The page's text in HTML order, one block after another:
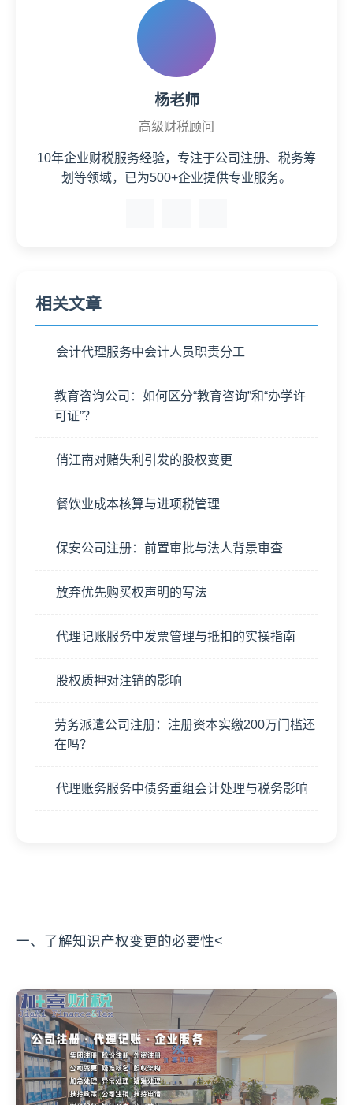
一、了解知识产权变更的必要性<
杨老师
高级财税顾问
10年企业财税服务经验，专注于公司注册、税务筹
划等领域，已为500+企业提供专业服务。
相关文章
会计代理服务中会计人员职责分工
教育咨询公司：如何区分“教育咨询”和“办学许
可证”？
俏江南对赌失利引发的股权变更
餐饮业成本核算与进项税管理
保安公司注册：前置审批与法人背景审查
放弃优先购买权声明的写法
代理记账服务中发票管理与抵扣的实操指南
股权质押对注销的影响
劳务派遣公司注册：注册资本实缴200万门槛还
在吗？
代理账务服务中债务重组会计处理与税务影响